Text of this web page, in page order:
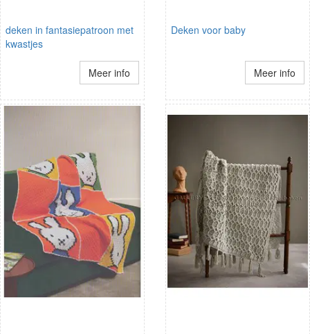
deken in fantasiepatroon met
kwastjes
Meer info
Deken voor baby
Meer info